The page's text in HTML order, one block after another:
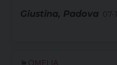
Giustina, Padova 07-
OMELIA